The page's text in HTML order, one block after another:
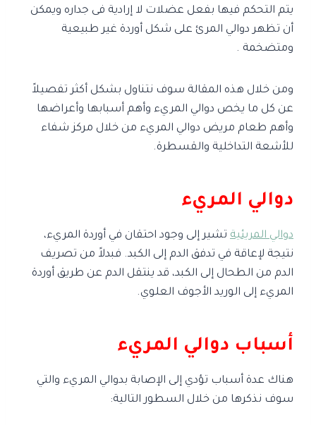
يتم التحكم فيها بفعل عضلات لا إرادية فى جداره ويمكن
أن تظهر دوالي المرئ على شكل أوردة غير طبيعية
ومتضخمة .
ومن خلال هذه المقالة سوف نتناول بشكل أكثر تفصيلاً
عن كل ما يخص دوالي المريء وأهم أسبابها وأعراضها
وأهم طعام مريض دوالي المريء من خلال مركز شفاء
للأشعة التداخلية والقسطرة.
دوالي المريء
دوالي المريئية تشير إلى وجود احتقان في أوردة المريء،
نتيجة لإعاقة في تدفق الدم إلى الكبد. فبدلاً من تصريف
الدم من الطحال إلى الكبد، قد ينتقل الدم عن طريق أوردة
المريء إلى الوريد الأجوف العلوي.
أسباب دوالي المريء
هناك عدة أسباب تؤدي إلى الإصابة بدوالي المريء والتي
سوف نذكرها من خلال السطور التالية: